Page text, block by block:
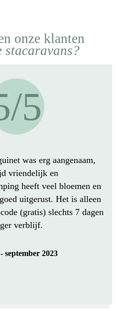
onze klanten
stacaravans?
5
was erg aangenaam,
vriendelijk en
heeft veel bloemen en
uitgerust. Het is alleen
(gratis) slechts 7 dagen
verblijf.
september 2023